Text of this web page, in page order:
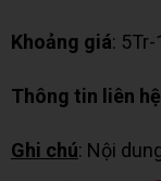
Khoảng giá: 5Tr-
Thông tin liên hệ
Ghi chú: Nội